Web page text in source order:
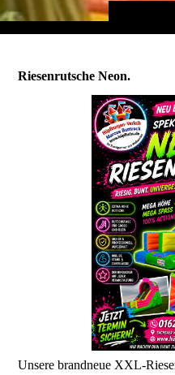
Riesenrutsche Neon.
Unsere brandneue XXL-